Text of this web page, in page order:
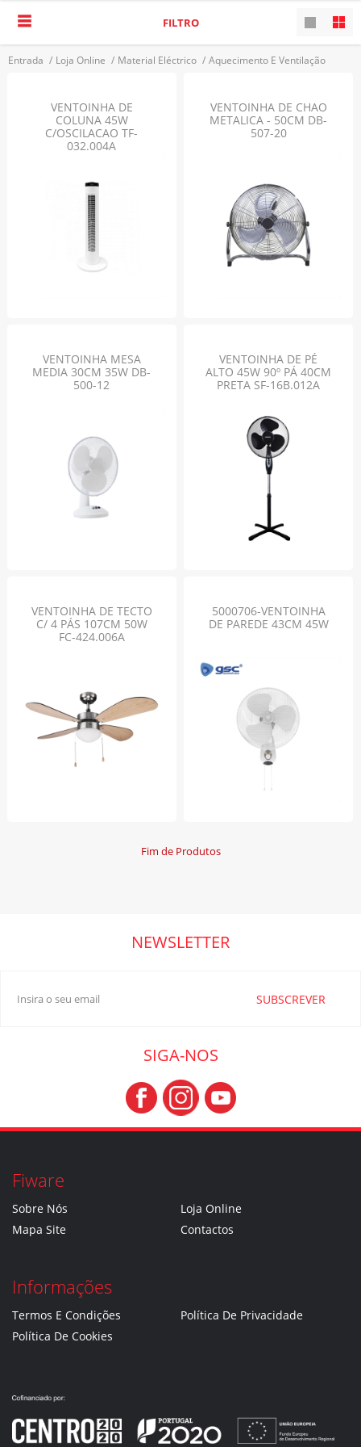
Entrada / Loja Online / Material Eléctrico / Aquecimento E Ventilação
FILTRO
VENTOINHA DE
COLUNA 45W
C/OSCILACAO TF-
032.004A
VENTOINHA DE CHAO
METALICA - 50CM DB-
507-20
VENTOINHA MESA
MEDIA 30CM 35W DB-
500-12
VENTOINHA DE PÉ
ALTO 45W 90º PÁ 40CM
PRETA SF-16B.012A
VENTOINHA DE TECTO
C/ 4 PÁS 107CM 50W
FC-424.006A
5000706-VENTOINHA
DE PAREDE 43CM 45W
Fim de Produtos
NEWSLETTER
SUBSCREVER
SIGA-NOS
Fiware
Sobre Nós
Loja Online
Mapa Site
Contactos
Informações
Termos E Condições
Política De Privacidade
Política De Cookies